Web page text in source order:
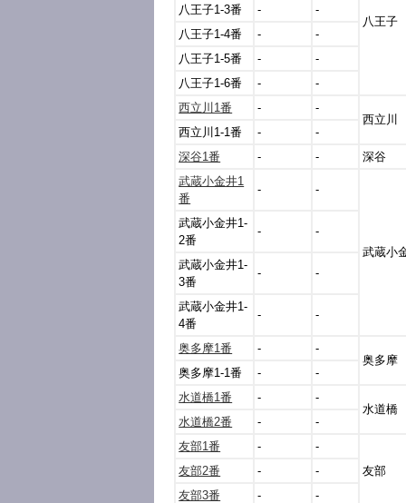
八王子
八王子1-3番
-
-
八王子1-4番
-
-
八王子1-5番
-
-
八王子1-6番
-
-
西立川1番
-
-
西立川
西立川1-1番
-
-
深谷1番
- -
深谷
武蔵小金井1
番
- -
武蔵小
武蔵小金井1-
2番
- -
武蔵小金井1-
3番
- -
武蔵小金井1-
4番
- -
奥多摩1番 -
-
奥多摩
奥多摩1-1番
-
-
水道橋1番
-
-
水道橋
水道橋2番
-
-
友部1番
-
-
友部
友部2番 -
-
友部3番
-
-